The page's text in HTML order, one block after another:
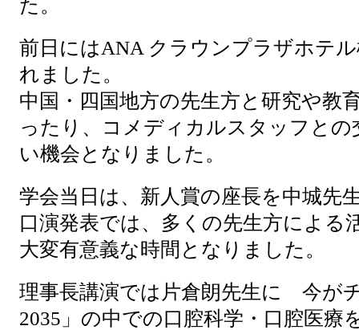
た。
前日にはANA クラウンプラザホテ
れました。
中国・四国地方の先生方と研究や教
ったり、コメディカルスタッフと
い機会となりました。
学会当日は、新人賞の座長を中城先
口演発表では、多くの先生方による
大変有意義な時間となりました。
理事長講演では片倉朗先生に 今が
2035」の中での口腔科学・口腔医療